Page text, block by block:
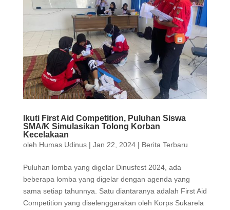
Ikuti First Aid Competition, Puluhan Siswa
SMA/K Simulasikan Tolong Korban
Kecelakaan
oleh Humas Udinus| Jan 22, 2024| Berita Terbaru
Puluhan lomba yang digelar Dinusfest 2024, ada
beberapa lomba yang digelar dengan agenda yang
sama setiap tahunnya. Satu diantaranya adalah First Aid
Competition yang diselenggarakan oleh Korps Sukarela